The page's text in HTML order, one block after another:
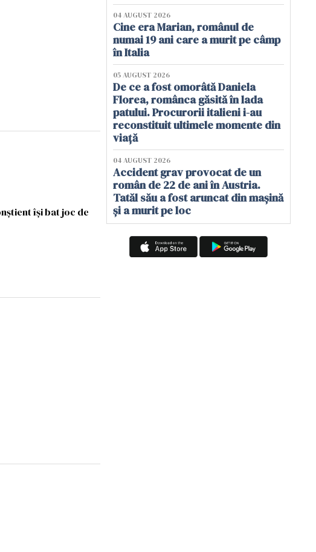
îşi bat joc de
04 AUGUST 2026
Cine era Marian, românul de
numai 19 ani care a murit pe câmp
în Italia
05 AUGUST 2026
De ce a fost omorâtă Daniela
Florea, românca găsită în lada
patului. Procurorii italieni i-au
reconstituit ultimele momente din
viață
04 AUGUST 2026
Accident grav provocat de un
român de 22 de ani în Austria.
Tatăl său a fost aruncat din mașină
și a murit pe loc